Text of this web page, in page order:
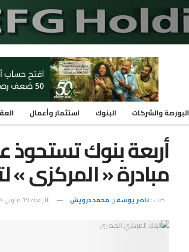
البورصة والشركات البنوك استثمار وأعمال
مبادرة « المركزى »
كتب : ناصر يوسفو محمد درويش الأربعاء 19 مارس 2014